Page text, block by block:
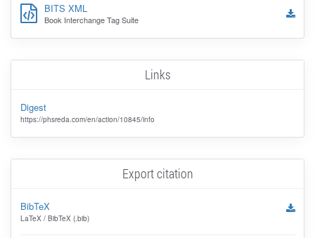
BITS XML
Book Interchange Tag Suite
Links
Digest
https://phsreda.com/en/action/10845/info
Export citation
BibTeX
LaTeX / BibTeX (.bib)